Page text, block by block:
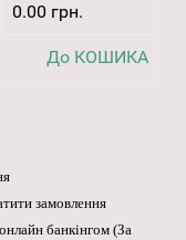
0.00 грн.
До КОШИКА
замовлення
банкінгом (За